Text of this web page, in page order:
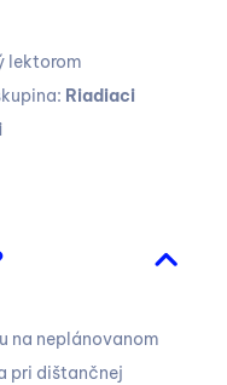
lektorom
Riadiaci
na neplánovanom
pri dištančnej